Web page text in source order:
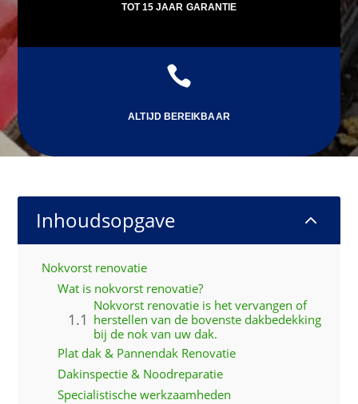
TOT 15 JAAR GARANTIE

ALTIJD BEREIKBAAR
Inhoudsopgave 2
Nokvorst renovatie
Wat is nokvorst renovatie?
Nokvorst renovatie is het vervangen of
herstellen van de bovenste dakbedekking
bij de nok van uw dak.
Plat dak & Pannendak Renovatie
Dakinspectie & Noodreparatie
Specialistische werkzaamheden